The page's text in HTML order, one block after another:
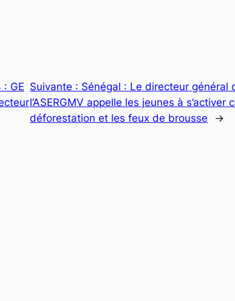
: GE Suivante : Sénégal : Le directeur général
l’ASERGMV appelle les jeunes à s’activer
déforestation et les feux de brousse
→